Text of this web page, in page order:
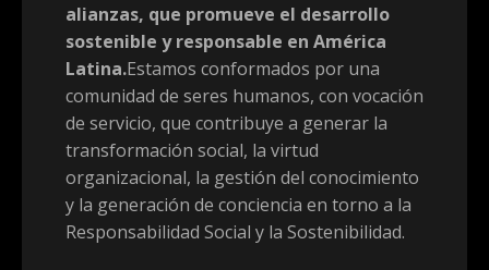
alianzas, que promueve el desarrollo
sostenible y responsable en América
Latina.Estamos conformados por una
comunidad de seres humanos, con vocación
de servicio, que contribuye a generar la
transformación social, la virtud
organizacional, la gestión del conocimiento
y la generación de conciencia en torno a la
Responsabilidad Social y la Sostenibilidad.